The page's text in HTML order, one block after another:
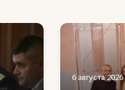
6 августа 2026